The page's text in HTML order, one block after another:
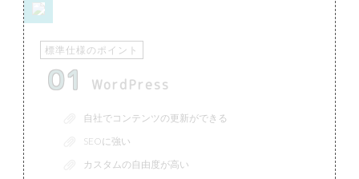
標準仕様のポイント
01 WordPress
自社でコンテンツの更新ができる
SEOに強い
カスタムの自由度が高い